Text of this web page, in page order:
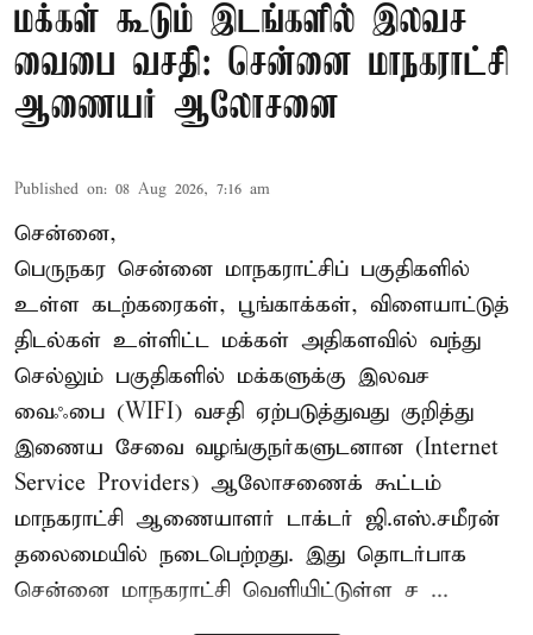
மக்கள் கூடும் இடங்களில் இலவச
வைபை வசதி: சென்னை மாநகராட்சி
ஆணையர் ஆலோசனை
Published on: 08 Aug 2026, 7:16 am
சென்னை,
பெருநகர சென்னை மாநகராட்சிப் பகுதிகளில்
உள்ள கடற்கரைகள், பூங்காக்கள், விளையாட்டுத்
திடல்கள் உள்ளிட்ட மக்கள் அதிகளவில் வந்து
செல்லும் பகுதிகளில் மக்களுக்கு இலவச
வைஃபை (WIFI) வசதி ஏற்படுத்துவது குறித்து
இணைய சேவை வழங்குநர்களுடனான (Internet
Service Providers) ஆலோசணைக் கூட்டம்
மாநகராட்சி ஆணையாளர் டாக்டர் ஜி.எஸ்.சமீரன்
தலைமையில் நடைபெற்றது. இது தொடர்பாக
சென்னை மாநகராட்சி வெளியிட்டுள்ள ச ...